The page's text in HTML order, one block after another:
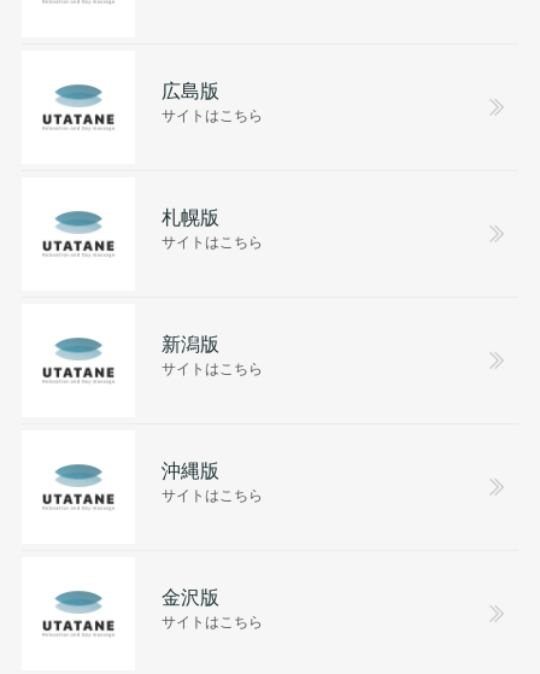
広島版
サイトはこちら
札幌版
サイトはこちら
新潟版
サイトはこちら
沖縄版
サイトはこちら
金沢版
サイトはこちら